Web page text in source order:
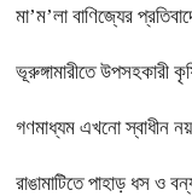
মা’ম’লা বাণিজ্যের
ভূরুঙ্গামারীতে উপসহকারী
গণমাধ্যম এখনো স্বাধীন
রাঙামাটিতে পাহাড় ধস ও